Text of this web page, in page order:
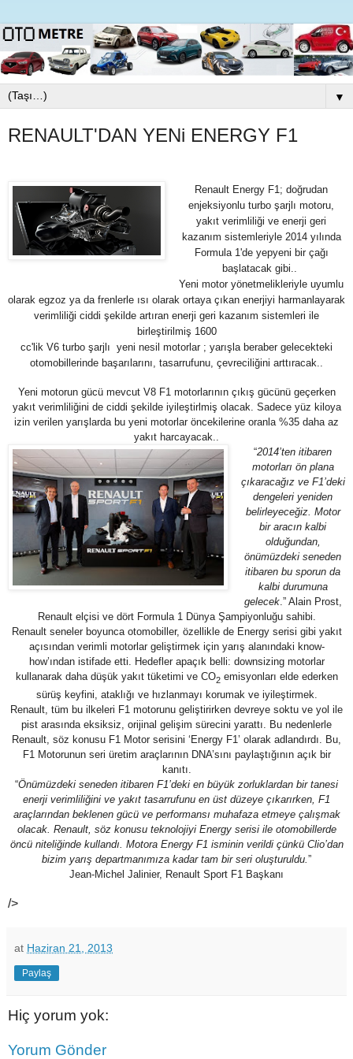
▼
RENAULT'DAN YENi ENERGY F1
Renault Energy F1;doğrudan
enjeksiyonlu turbo şarjlı motoru,
yakıt verimliliği ve enerji geri
kazanım sistemleriyle 2014 yılında
Formula 1'de yepyeni bir çağı
başlatacak gibi..
Yeni motor yönetmelikleriyle uyumlu
olarak egzoz ya da frenlerle ısı olarak ortaya çıkan enerjiyi harmanlayarak
verimliliği ciddi şekilde artıran enerji geri kazanım sistemleri ile
birleştirilmiş 1600
cc'lik V6 turbo şarjlı yeni nesil motorlar ; yarışla beraber gelecekteki
otomobillerinde başarılarını, tasarrufunu, çevreciliğini arttıracak..
Yeni motorun gücü mevcut V8 F1 motorlarının çıkış gücünü geçerken
yakıt verimliliğini de ciddi şekilde iyileştirlmiş olacak. Sadece yüz kiloya
izin verilen yarışlarda bu yeni motorlar öncekilerine oranla %35 daha az
yakıt harcayacak..
“2014’ten itibaren
motorları ön plana
çıkaracağız ve F1’deki
dengeleri yeniden
belirleyeceğiz. Motor
bir aracın kalbi
olduğundan,
önümüzdeki seneden
itibaren bu sporun da
kalbi durumuna
gelecek.” Alain Prost,
Renault elçisi ve dört Formula 1 Dünya Şampiyonluğu sahibi.
Renault seneler boyunca otomobiller, özellikle de Energy serisi gibi yakıt
açısından verimli motorlar geliştirmek için yarış alanındaki know-
how’ından istifade etti. Hedefler apaçık belli: downsizing motorlar
kullanarak daha düşük yakıt tüketimi ve CO2 emisyonları elde ederken
sürüş keyfini, ataklığı ve hızlanmayı korumak ve iyileştirmek.
Renault, tüm bu ilkeleri F1 motorunu geliştirirken devreye soktu ve yol ile
pist arasında eksiksiz, orijinal gelişim sürecini yarattı. Bu nedenlerle
Renault, söz konusu F1 Motor serisini ‘Energy F1’ olarak adlandırdı. Bu,
F1 Motorunun seri üretim araçlarının DNA’sını paylaştığının açık bir
kanıtı.
“Önümüzdeki seneden itibaren F1’deki en büyük zorluklardan bir tanesi
enerji verimliliğini ve yakıt tasarrufunu en üst düzeye çıkarırken, F1
araçlarından beklenen gücü ve performansı muhafaza etmeye çalışmak
olacak. Renault, söz konusu teknolojiyi Energy serisi ile otomobillerde
öncü niteliğinde kullandı. Motora Energy F1 isminin verildi çünkü Clio’dan
bizim yarış departmanımıza kadar tam bir seri oluşturuldu.”
Jean-Michel Jalinier, Renault Sport F1 Başkanı
/>
at Haziran 21, 2013
Paylaş
Hiç yorum yok:
Yorum Gönder